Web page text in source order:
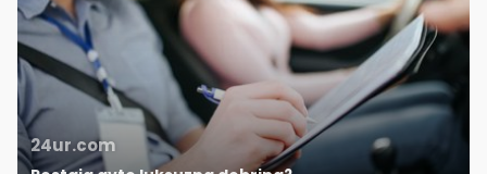
24ur.com